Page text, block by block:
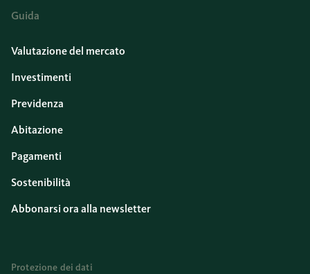
Guida
Valutazione del mercato
Investimenti
Previdenza
Abitazione
Pagamenti
Sostenibilità
Abbonarsi ora alla newsletter
Protezione dei dati